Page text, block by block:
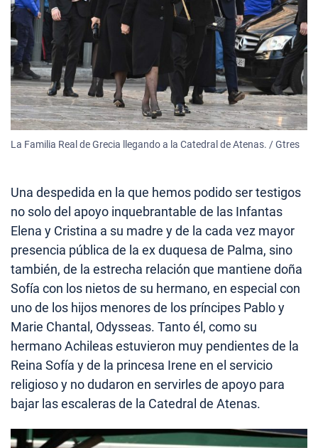
La Familia Real de Grecia llegando a la Catedral de Atenas. / Gtres
Una despedida en la que hemos podido ser testigos
no solo del apoyo inquebrantable de las Infantas
Elena y Cristina a su madre y de la cada vez mayor
presencia pública de la ex duquesa de Palma, sino
también, de la estrecha relación que mantiene doña
Sofía con los nietos de su hermano, en especial con
uno de los hijos menores de los príncipes Pablo y
Marie Chantal, Odysseas. Tanto él, como su
hermano Achileas estuvieron muy pendientes de la
Reina Sofía y de la princesa Irene en el servicio
religioso y no dudaron en servirles de apoyo para
bajar las escaleras de la Catedral de Atenas.